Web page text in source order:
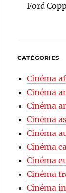
Ford
CATÉGORIES
Cinéma
Cinéma
Cinéma
Cinéma
Cinéma
Cinéma
Cinéma
Cinéma
Cinéma